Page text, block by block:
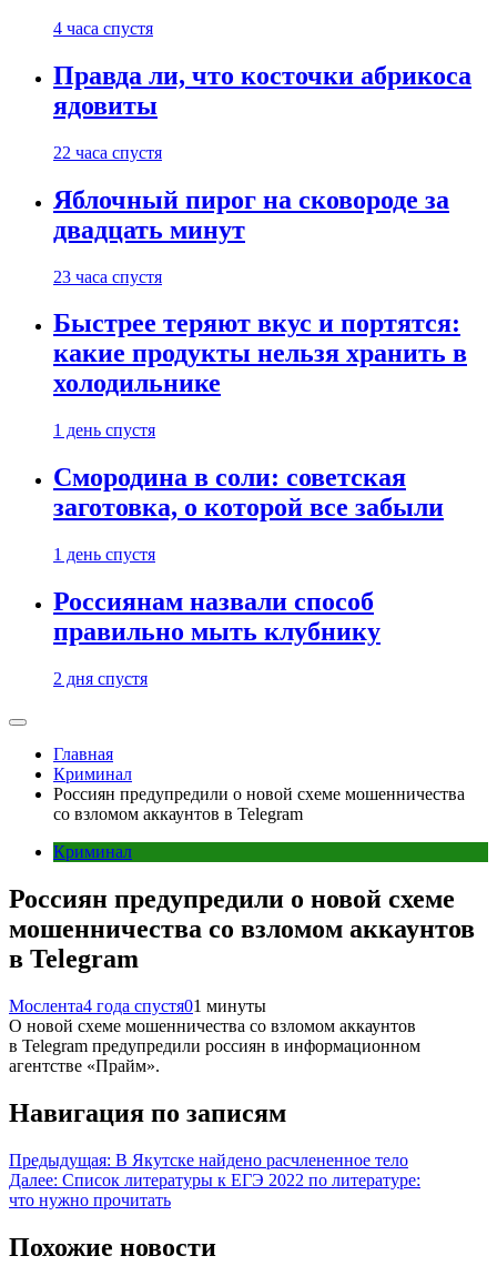
4 часа спустя
Правда ли, что косточки абрикоса
ядовиты
22 часа спустя
Яблочный пирог на сковороде за
двадцать минут
23 часа спустя
Быстрее теряют вкус и портятся:
какие продукты нельзя хранить в
холодильнике
1 день спустя
Смородина в соли: советская
заготовка, о которой все забыли
1 день спустя
Россиянам назвали способ
правильно мыть клубнику
2 дня спустя
Главная
Криминал
Россиян предупредили о новой схеме мошенничества
со взломом аккаунтов в Telegram
Криминал
Россиян предупредили о новой схеме
мошенничества со взломом аккаунтов
в Telegram
Мослента4 года спустя01 минуты
О новой схеме мошенничества со взломом аккаунтов
в Telegram предупредили россиян в информационном
агентстве «Прайм».
Навигация по записям
Предыдущая: В Якутске найдено расчлененное тело
Далее: Список литературы к ЕГЭ 2022 по литературе:
что нужно прочитать
Похожие новости